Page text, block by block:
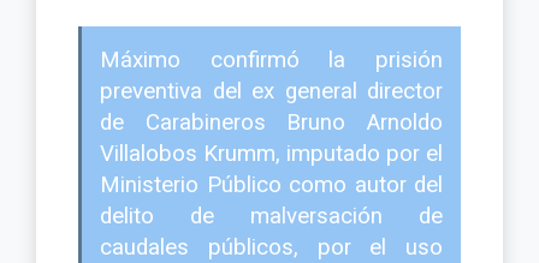
Máximo confirmó la prisión
preventiva del ex general director
de Carabineros Bruno Arnoldo
Villalobos Krumm, imputado por el
Ministerio Público como autor del
delito de malversación de
caudales públicos, por el uso